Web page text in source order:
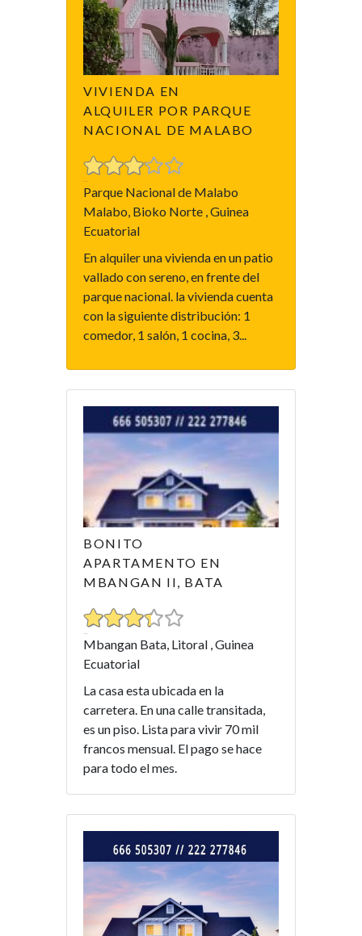
VIVIENDA EN
ALQUILER POR PARQUE
NACIONAL DE MALABO
Parque Nacional de Malabo
Malabo, Bioko Norte , Guinea
Ecuatorial
En alquiler una vivienda en un patio
vallado con sereno, en frente del
parque nacional. la vivienda cuenta
con la siguiente distribución: 1
comedor, 1 salón, 1 cocina, 3...
BONITO
APARTAMENTO EN
MBANGAN II, BATA
Mbangan Bata, Litoral , Guinea
Ecuatorial
La casa esta ubicada en la
carretera. En una calle transitada,
es un piso. Lista para vivir 70 mil
francos mensual. El pago se hace
para todo el mes.